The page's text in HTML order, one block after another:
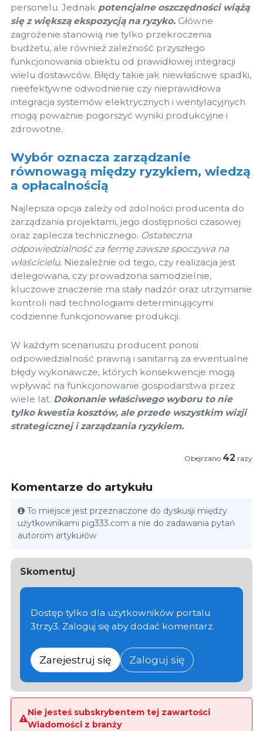
personelu. Jednak potencjalne oszczędności wiążą
się z większą ekspozycją na ryzyko. Główne
zagrożenie stanowią nie tylko przekroczenia
budżetu, ale również zależność przyszłego
funkcjonowania obiektu od prawidłowej integracji
wielu dostawców. Błędy takie jak niewłaściwe spadki,
nieefektywne odwodnienie czy nieprawidłowa
integracja systemów elektrycznych i wentylacyjnych
mogą poważnie pogorszyć wyniki produkcyjne i
zdrowotne.
Wybór oznacza zarządzanie
równowagą między ryzykiem, wiedzą
a opłacalnością
Najlepsza opcja zależy od zdolności producenta do
zarządzania projektami, jego dostępności czasowej
oraz zaplecza technicznego. Ostateczna
odpowiedzialność za fermę zawsze spoczywa na
właścicielu. Niezależnie od tego, czy realizacja jest
delegowana, czy prowadzona samodzielnie,
kluczowe znaczenie ma stały nadzór oraz utrzymanie
kontroli nad technologiami determinującymi
codzienne funkcjonowanie produkcji.
W każdym scenariuszu producent ponosi
odpowiedzialność prawną i sanitarną za ewentualne
błędy wykonawcze, których konsekwencje mogą
wpływać na funkcjonowanie gospodarstwa przez
wiele lat. Dokonanie właściwego wyboru to nie
tylko kwestia kosztów, ale przede wszystkim wizji
strategicznej i zarządzania ryzykiem.
Obejrzano 42 razy
Komentarze do artykułu
To miejsce jest przeznaczone do dyskusji między
użytkownikami pig333.com a nie do zadawania pytań
autorom artykułów
Skomentuj
Dostęp tylko dla użytkowników portalu
3trzy3. Zaloguj się aby dodać komentarz.
Zarejestruj się Zaloguj się
Nie jesteś subskrybentem tej zawartości
Wiadomości z branży